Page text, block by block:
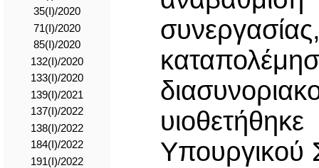
35(I)/2020
71(I)/2020
85(I)/2020
132(I)/2020
133(I)/2020
139(I)/2021
137(I)/2022
138(I)/2022
184(I)/2022
191(I)/2022
Υπουργικού